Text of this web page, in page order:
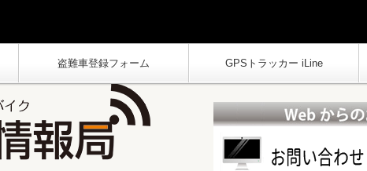
盗難車登録フォーム GPSトラッカー iLine